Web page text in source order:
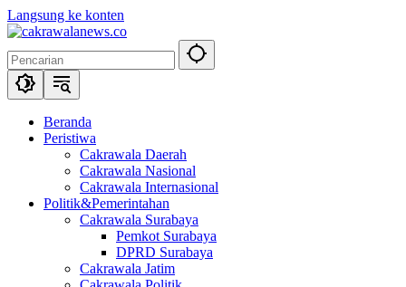
Langsung ke konten
Beranda
Peristiwa
Cakrawala Daerah
Cakrawala Nasional
Cakrawala Internasional
Politik&Pemerintahan
Cakrawala Surabaya
Pemkot Surabaya
DPRD Surabaya
Cakrawala Jatim